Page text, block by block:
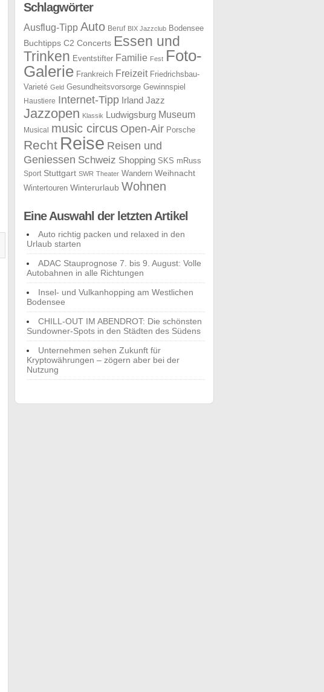
Schlagwörter
Ausflug-Tipp Auto Beruf BIX Jazzclub Bodensee
Buchtipps C2 Concerts Essen und
Trinken Eventstifter Familie Fest Foto-
Galerie Frankreich Freizeit Friedrichsbau-
Varieté Geld Gesundheitsvorsorge Gewinnspiel
Haustiere Internet-Tipp Irland Jazz
Jazzopen Klassik Ludwigsburg Museum
Musical music circus Open-Air Porsche
Recht Reise Reisen und
Geniessen Schweiz Shopping SKS mRuss
Sport Stuttgart SWR Theater Wandern Weihnacht
Wintertouren Winterurlaub Wohnen
Eine Auswahl der letzten Artikel
Auto richtig packen und relaxed in den
Urlaub starten
ADAC Stauprognose 7. bis 9. August: Volle
Autobahnen in alle Richtungen
Insel- und Vulkanhopping am Westlichen
Bodensee
CHILL-OUT IM ABENDROT: Die schönsten
Sundowner-Spots in den Städten des Südens
Unternehmen sehen Zukunft für
Kryptowährungen – zögern aber bei der
Nutzung